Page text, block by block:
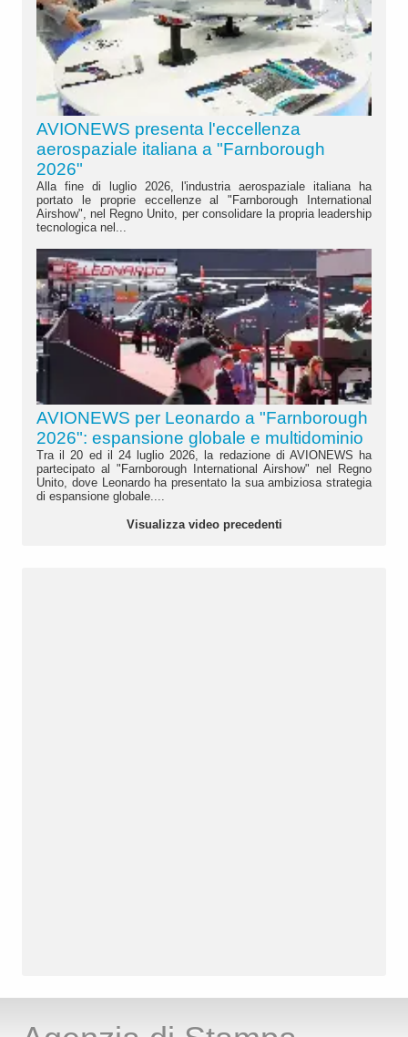
AVIONEWS presenta l'eccellenza
aerospaziale italiana a "Farnborough
2026"
Alla fine di luglio 2026, l'industria aerospaziale italiana ha
portato le proprie eccellenze al "Farnborough International
Airshow", nel Regno Unito, per consolidare la propria leadership
tecnologica nel...
AVIONEWS per Leonardo a "Farnborough
2026": espansione globale e multidominio
Tra il 20 ed il 24 luglio 2026, la redazione di AVIONEWS ha
partecipato al "Farnborough International Airshow" nel Regno
Unito, dove Leonardo ha presentato la sua ambiziosa strategia
di espansione globale....
Visualizza video precedenti